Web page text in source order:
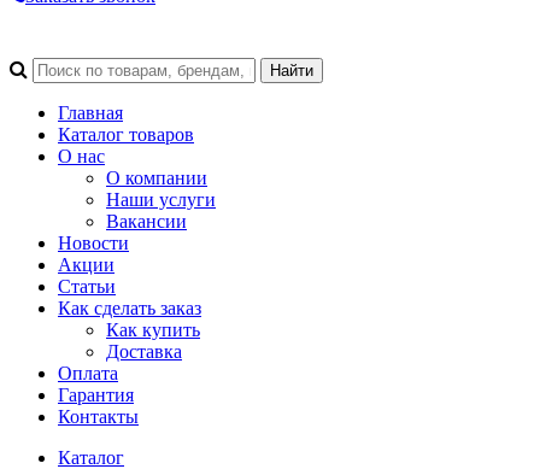
Главная
Каталог товаров
О нас
О компании
Наши услуги
Вакансии
Новости
Акции
Статьи
Как сделать заказ
Как купить
Доставка
Оплата
Гарантия
Контакты
Каталог